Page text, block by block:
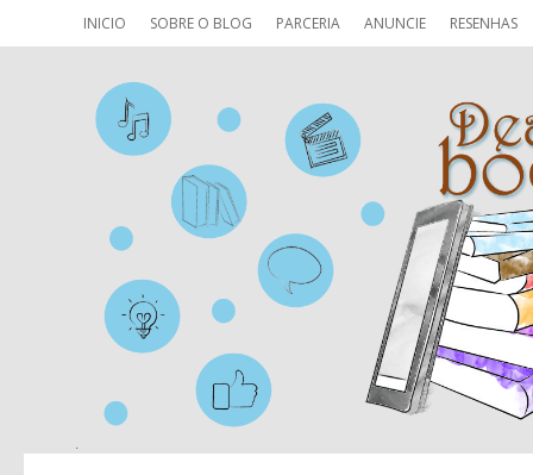
INICIO SOBRE O BLOG PARCERIA ANUNCIE RESENHAS